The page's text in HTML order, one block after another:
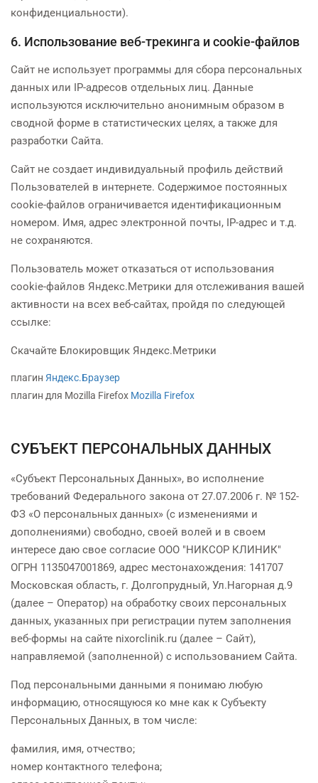
конфиденциальности).
6. Использование веб-трекинга и cookie-файлов
Сайт не использует программы для сбора персональных
данных или IP-адресов отдельных лиц. Данные
используются исключительно анонимным образом в
сводной форме в статистических целях, а также для
разработки Сайта.
Сайт не создает индивидуальный профиль действий
Пользователей в интернете. Содержимое постоянных
cookie-файлов ограничивается идентификационным
номером. Имя, адрес электронной почты, IP-адрес и т.д.
не сохраняются.
Пользователь может отказаться от использования
cookie-файлов Яндекс.Метрики для отслеживания вашей
активности на всех веб-сайтах, пройдя по следующей
ссылке:
Скачайте Блокировщик Яндекс.Метрики
плагин Яндекс.Браузер
плагин для Mozilla Firefox Mozilla Firefox
СУБЪЕКТ ПЕРСОНАЛЬНЫХ ДАННЫХ
«Субъект Персональных Данных», во исполнение
требований Федерального закона от 27.07.2006 г. № 152-
ФЗ «О персональных данных» (с изменениями и
дополнениями) свободно, своей волей и в своем
интересе даю свое согласие ООО "НИКСОР КЛИНИК"
ОГРН 1135047001869, адрес местонахождения: 141707
Московская область, г. Долгопрудный, Ул.Нагорная д.9
(далее – Оператор) на обработку своих персональных
данных, указанных при регистрации путем заполнения
веб-формы на сайте nixorclinik.ru (далее – Сайт),
направляемой (заполненной) с использованием Сайта.
Под персональными данными я понимаю любую
информацию, относящуюся ко мне как к Субъекту
Персональных Данных, в том числе:
фамилия, имя, отчество;
номер контактного телефона;